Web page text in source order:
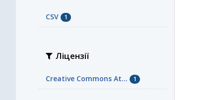
CSV 1
Ліцензії
Creative Commons At... 1